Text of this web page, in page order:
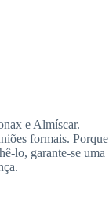
e Almíscar.
formais. Porque
lo, garante-se uma